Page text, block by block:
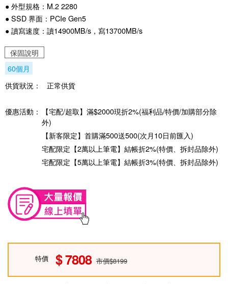
● 外型規格：M.2 2280
● SSD 界面：PCIe Gen5
● 讀寫速度：讀14900MB/s，寫13700MB/s
保固說明
60個月
供貨狀況：
正常供貨
優惠活動：
【宅配/超取】滿$2000現折2%(福利品/特價/加購部分除
外)
【新客限定】首購滿500送500(次月10日前匯入)
宅配限定【2萬以上筆電】結帳折2%(特價、拆封品除外)
宅配限定【5萬以上筆電】結帳折3%(特價、拆封品除外)
特價 7808 市價$8199